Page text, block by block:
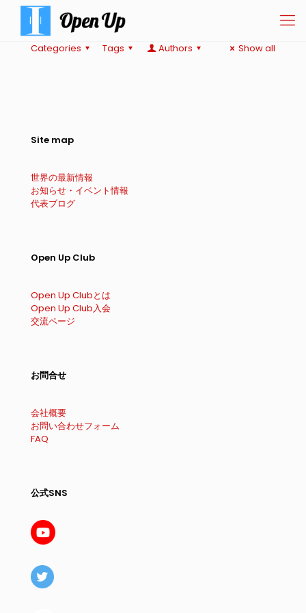
Categories Tags Authors Show all
Site map
世界の最新情報
お知らせ・イベント情報
代表ブログ
Open Up Club
Open Up Clubとは
Open Up Club入会
交流ページ
お問合せ
会社概要
お問い合わせフォーム
FAQ
公式SNS